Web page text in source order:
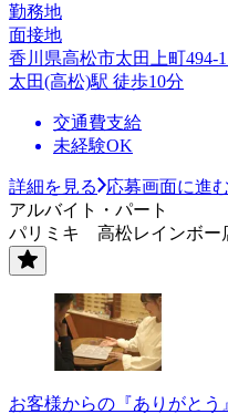
勤務地
面接地
香川県高松市太田上町494-
太田(高松)駅 徒歩10分
交通費支給
未経験OK
詳細を見る
応募画面に進む
アルバイト・パート
パリミキ 高松レインボー
お客様からの『ありがと